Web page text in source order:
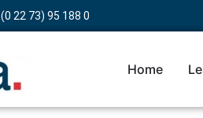
(0 22 73) 95 188 0
Home